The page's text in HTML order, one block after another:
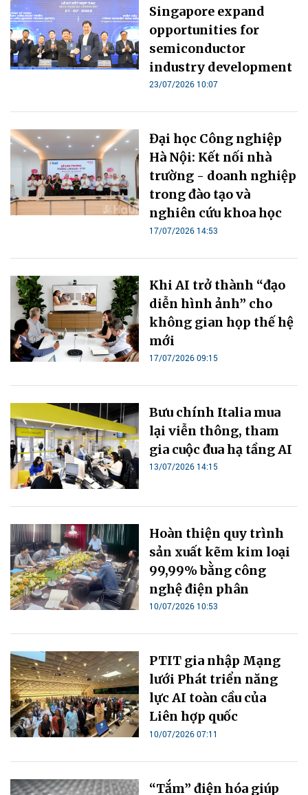
Singapore expand
opportunities for
semiconductor
industry development
23/07/2026 10:07
Đại học Công nghiệp
Hà Nội: Kết nối nhà
trường - doanh nghiệp
trong đào tạo và
nghiên cứu khoa học
17/07/2026 14:53
Khi AI trở thành “đạo
diễn hình ảnh” cho
không gian họp thế hệ
mới
17/07/2026 09:15
Bưu chính Italia mua
lại viễn thông, tham
gia cuộc đua hạ tầng AI
13/07/2026 14:15
Hoàn thiện quy trình
sản xuất kẽm kim loại
99,99% bằng công
nghệ điện phân
10/07/2026 10:53
PTIT gia nhập Mạng
lưới Phát triển năng
lực AI toàn cầu của
Liên hợp quốc
10/07/2026 07:11
“Tắm” điện hóa giúp